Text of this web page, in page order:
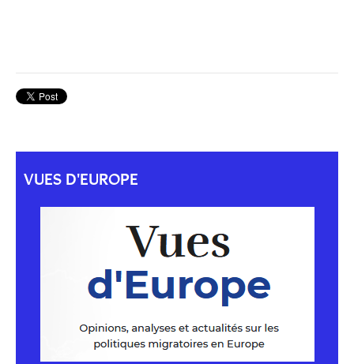
VUES D'EUROPE